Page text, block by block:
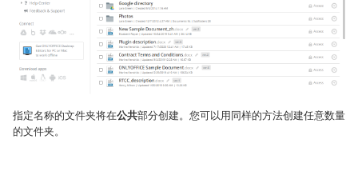
指定名称的文件夹将在公共部分创建。您可以用同样的方法创建任意数量
的文件夹。